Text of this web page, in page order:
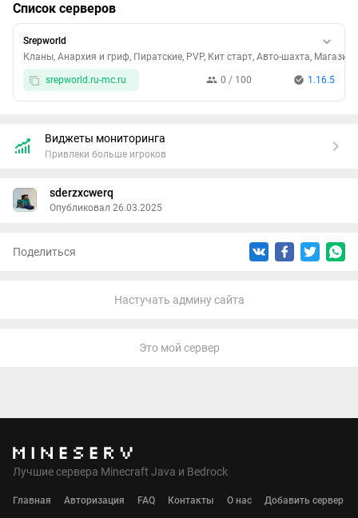
https://t.me/srepworld_support_robot
Список серверов
Srepworld
Кланы, Анархия и гриф, Пиратские, PVP, Кит старт, Авто-шахта,
0 / 100 1.16.5
srepworld.ru-mc.ru
Виджеты мониторинга
Привлеки больше игроков
sderzxcwerq
Опубликовал 26.03.2025
Поделиться
Настучать админу сайта
Это мой сервер
Лучшие сервера Minecraft Java и Bedrock
Главная Авторизация FAQ Контакты О нас Добавить сервер